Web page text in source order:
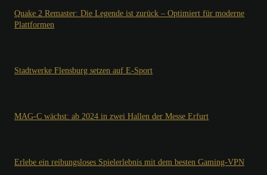
Quake 2 Remaster: Die Legende ist zurück – Optimiert für moderne
Plattformen
Stadtwerke Flensburg setzen auf E-Sport
MAG-C wächst: ab 2024 in zwei Hallen der Messe Erfurt
Erlebe ein reibungsloses Spielerlebnis mit dem besten Gaming-VPN